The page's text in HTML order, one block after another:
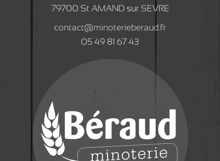
79700 St AMAND sur SEVRE
contact@minoterieberaud.fr
05 49 81 67 43